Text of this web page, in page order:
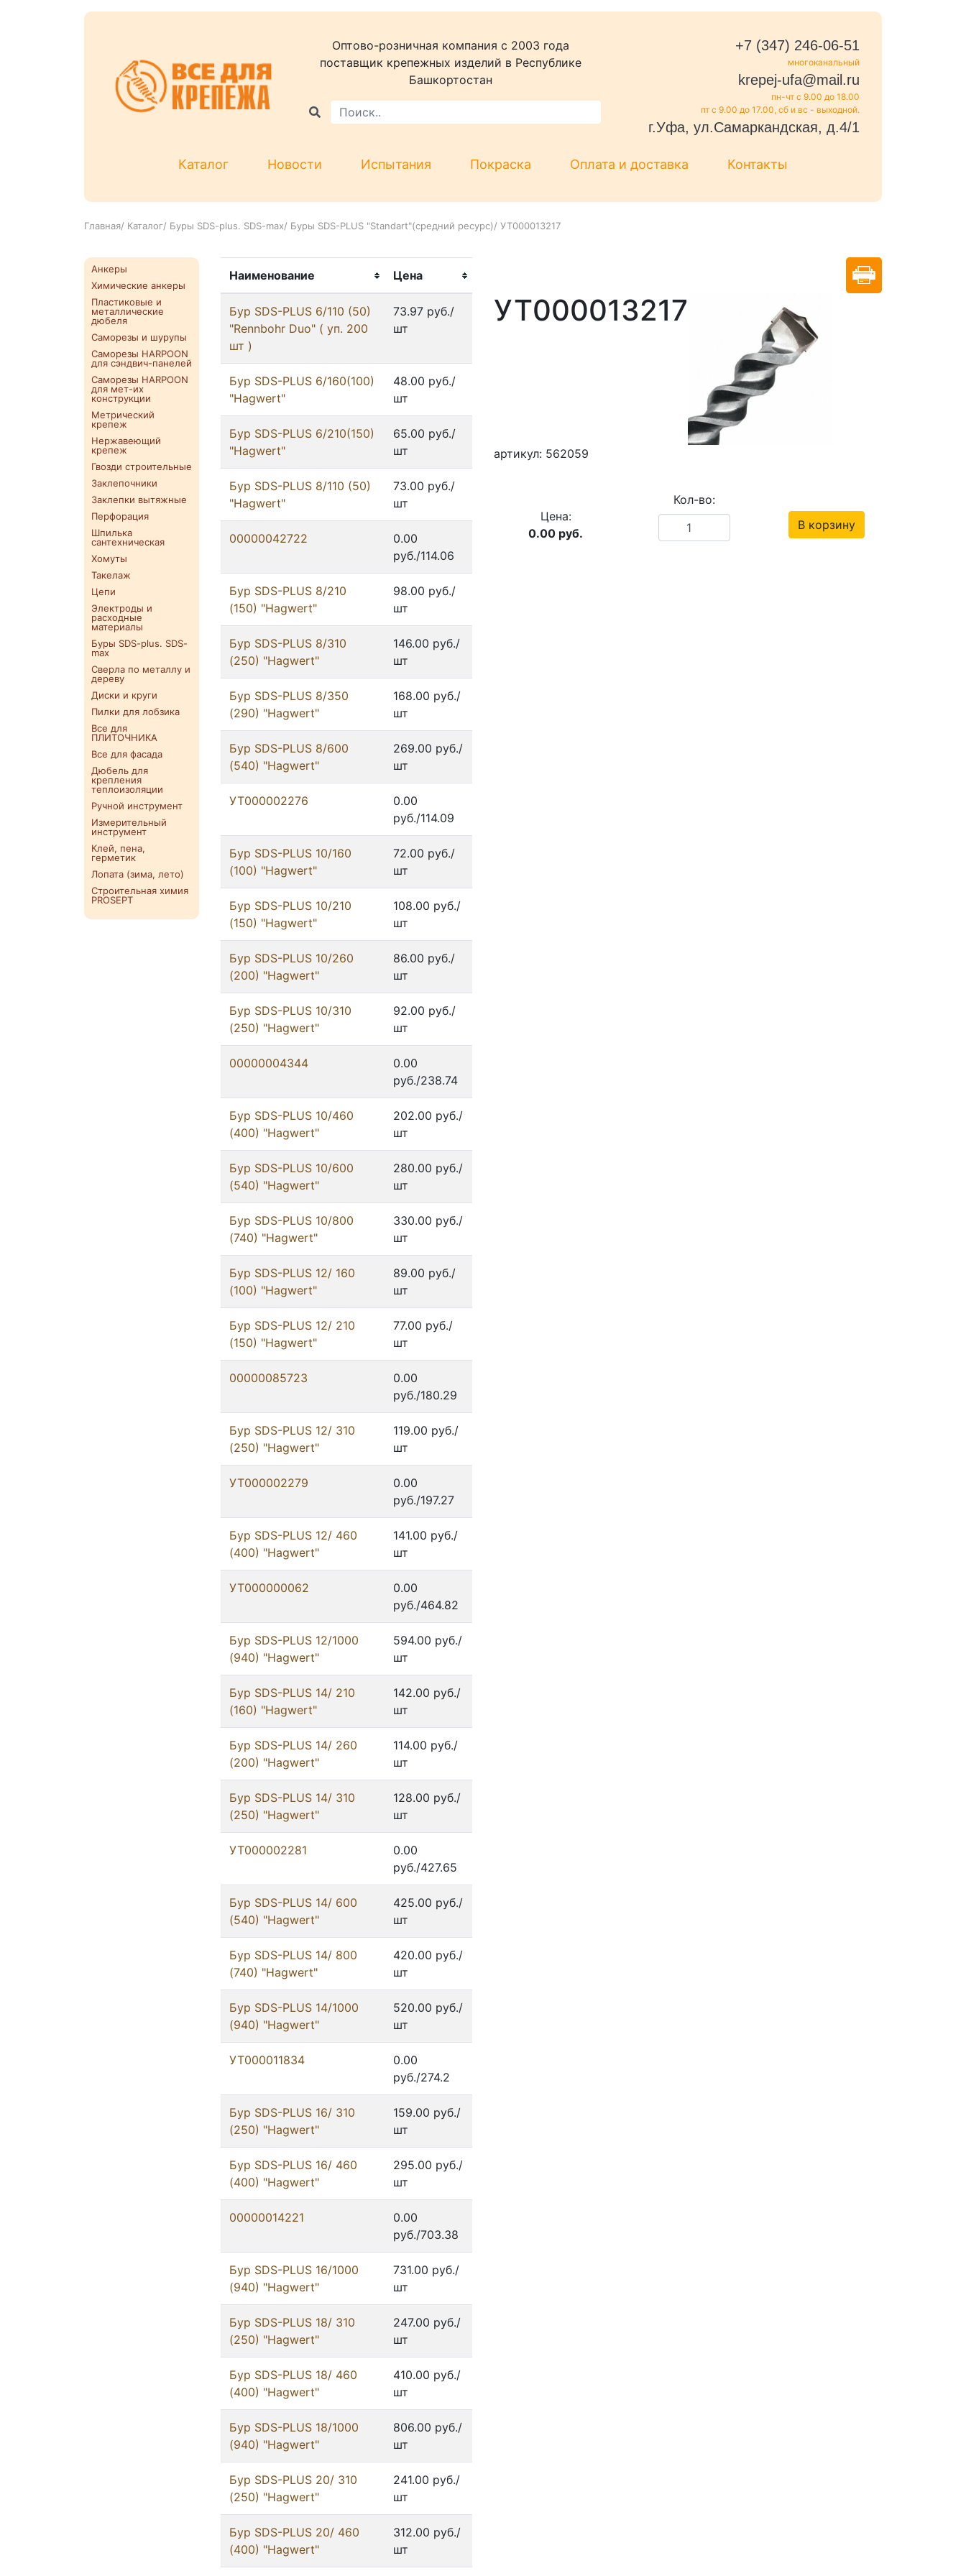
Оптово-розничная компания c 2003 года
поставщик крепежных изделий в Республике
Башкортостан
+7 (347) 246-06-51
многоканальный
krepej-ufa@mail.ru
пн-чт с 9.00 до 18.00
пт с 9.00 до 17.00, сб и вс - выходной.
г.Уфа, ул.Самаркандская, д.4/1
Каталог Новости Испытания Покраска Оплата и доставка Контакты
Главная/ Каталог/ Буры SDS-plus. SDS-max/ Буры SDS-PLUS "Standart"(средний ресурс)/ УТ000013217
Анкеры
Химические анкеры
Пластиковые и
металлические
дюбеля
Саморезы и шурупы
Саморезы HARPOON
для сэндвич-панелей
Саморезы HARPOON
для мет-их
конструкции
Метрический
крепеж
Нержавеющий
крепеж
Гвозди строительные
Заклепочники
Заклепки вытяжные
Перфорация
Шпилька
сантехническая
Хомуты
Такелаж
Цепи
Электроды и
расходные
материалы
Буры SDS-plus. SDS-
max
Сверла по металлу и
дереву
Диски и круги
Пилки для лобзика
Все для
ПЛИТОЧНИКА
Все для фасада
Дюбель для
крепления
теплоизоляции
Ручной инструмент
Измерительный
инструмент
Клей, пена,
герметик
Лопата (зима, лето)
Строительная химия
PROSEPT
Наименование Цена
Бур SDS-PLUS 6/110 (50)
"Rennbohr Duo" ( уп. 200
шт )
73.97 руб./
шт
Бур SDS-PLUS 6/160(100)
"Hagwert"
48.00 руб./
шт
Бур SDS-PLUS 6/210(150)
"Hagwert"
65.00 руб./
шт
Бур SDS-PLUS 8/110 (50)
"Hagwert"
73.00 руб./
шт
00000042722
0.00
руб./114.06
Бур SDS-PLUS 8/210
(150) "Hagwert"
98.00 руб./
шт
Бур SDS-PLUS 8/310
(250) "Hagwert"
146.00 руб./
шт
Бур SDS-PLUS 8/350
(290) "Hagwert"
168.00 руб./
шт
Бур SDS-PLUS 8/600
(540) "Hagwert"
269.00 руб./
шт
УТ000002276
0.00
руб./114.09
Бур SDS-PLUS 10/160
(100) "Hagwert"
72.00 руб./
шт
Бур SDS-PLUS 10/210
(150) "Hagwert"
108.00 руб./
шт
Бур SDS-PLUS 10/260
(200) "Hagwert"
86.00 руб./
шт
Бур SDS-PLUS 10/310
(250) "Hagwert"
92.00 руб./
шт
00000004344
0.00
руб./238.74
Бур SDS-PLUS 10/460
(400) "Hagwert"
202.00 руб./
шт
Бур SDS-PLUS 10/600
(540) "Hagwert"
280.00 руб./
шт
Бур SDS-PLUS 10/800
(740) "Hagwert"
330.00 руб./
шт
Бур SDS-PLUS 12/ 160
(100) "Hagwert"
89.00 руб./
шт
Бур SDS-PLUS 12/ 210
(150) "Hagwert"
77.00 руб./
шт
00000085723
0.00
руб./180.29
Бур SDS-PLUS 12/ 310
(250) "Hagwert"
119.00 руб./
шт
УТ000002279
0.00
руб./197.27
Бур SDS-PLUS 12/ 460
(400) "Hagwert"
141.00 руб./
шт
УТ000000062
0.00
руб./464.82
Бур SDS-PLUS 12/1000
(940) "Hagwert"
594.00 руб./
шт
Бур SDS-PLUS 14/ 210
(160) "Hagwert"
142.00 руб./
шт
Бур SDS-PLUS 14/ 260
(200) "Hagwert"
114.00 руб./
шт
Бур SDS-PLUS 14/ 310
(250) "Hagwert"
128.00 руб./
шт
УТ000002281
0.00
руб./427.65
Бур SDS-PLUS 14/ 600
(540) "Hagwert"
425.00 руб./
шт
Бур SDS-PLUS 14/ 800
(740) "Hagwert"
420.00 руб./
шт
Бур SDS-PLUS 14/1000
(940) "Hagwert"
520.00 руб./
шт
УТ000011834
0.00
руб./274.2
Бур SDS-PLUS 16/ 310
(250) "Hagwert"
159.00 руб./
шт
Бур SDS-PLUS 16/ 460
(400) "Hagwert"
295.00 руб./
шт
00000014221
0.00
руб./703.38
Бур SDS-PLUS 16/1000
(940) "Hagwert"
731.00 руб./
шт
Бур SDS-PLUS 18/ 310
(250) "Hagwert"
247.00 руб./
шт
Бур SDS-PLUS 18/ 460
(400) "Hagwert"
410.00 руб./
шт
Бур SDS-PLUS 18/1000
(940) "Hagwert"
806.00 руб./
шт
Бур SDS-PLUS 20/ 310
(250) "Hagwert"
241.00 руб./
шт
Бур SDS-PLUS 20/ 460
(400) "Hagwert"
312.00 руб./
шт
УТ000013217
артикул: 562059
Цена:
0.00 руб.
Кол-во:
В корзину